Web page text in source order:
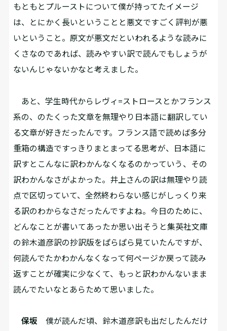
もともとプルーストについて僕が持ってたイメージ
は、とにかく長いということと悪文ですごく評判が悪
いということ。原文が悪文だといわれるような読みに
くさなのであれば、読みやすい訳で読んでもしょうが
ないんじゃないかなと考えました。
あと、学生時代からレヴィ=ストロースとかフランス
系の、のたくった文章を無理やり日本語に翻訳してい
る文章が好きだったんです。フランス語で読めば多分
重箱の構造ですっきりまとまってる思考が、日本語に
訳すとこんなに訳わかんなくなるのかっていう、その
訳わかんなさがよかった。井上さんの訳は無理やり読
点で区切っていて、全然終わらない感じがしっくり来
る訳のわからなさだったんですよね。今日のために、
どんなことが書いてあったか思い出そうと集英社文庫
の鈴木道彦訳の抄訳版をぱらぱら見ていたんですが、
何読んでたかわかんなくなって何ページか戻って読み
返すことが確実に少なくて、もっと訳わかんないまま
読んでたいなとあらためて思いました。
保坂 僕が読んだ頃、鈴木道彦訳も出だしたんだけ